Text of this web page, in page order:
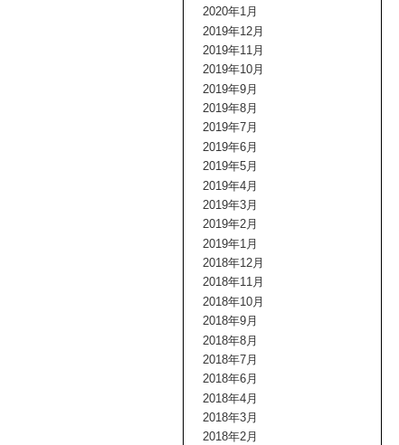
2020年1月
2019年12月
2019年11月
2019年10月
2019年9月
2019年8月
2019年7月
2019年6月
2019年5月
2019年4月
2019年3月
2019年2月
2019年1月
2018年12月
2018年11月
2018年10月
2018年9月
2018年8月
2018年7月
2018年6月
2018年4月
2018年3月
2018年2月